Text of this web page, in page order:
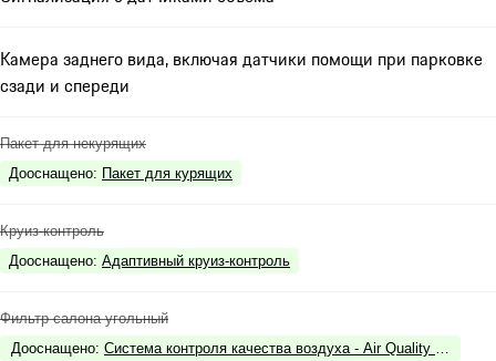
Камера заднего вида, включая датчики помощи при парковке
сзади и спереди
Пакет для некурящих
Дооснащено: Пакет для курящих
Круиз-контроль
Дооснащено: Адаптивный круиз-контроль
Фильтр салона угольный
Дооснащено: Система контроля качества воздуха - Air Quality System